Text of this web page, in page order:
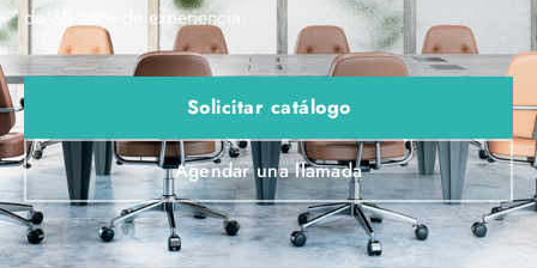
de 30 años de experiencia.
Solicitar catálogo
Agendar una llamada